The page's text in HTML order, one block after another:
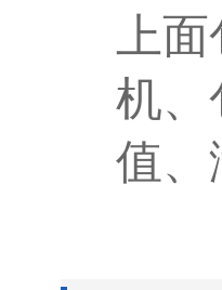
上
机、
值、